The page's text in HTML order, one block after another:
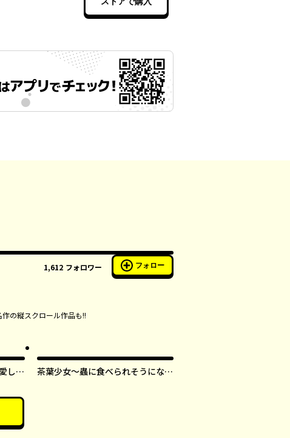
1,612 フォロワー フォロー
の縦スクロール作品も!!
しす
茶葉少女～蟲に食べられそうになっ